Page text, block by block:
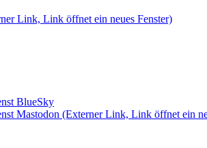
Link, Link öffnet ein neues Fenster)
BlueSky
Mastodon (Externer Link, Link öffnet ein